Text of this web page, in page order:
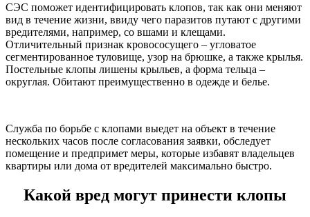
СЭС поможет идентифицировать клопов, так как они меняют
вид в течение жизни, ввиду чего паразитов путают с другими
вредителями, например, со вшами и клещами.
Отличительный признак кровососущего – угловатое
сегментированное туловище, узор на брюшке, а также крылья.
Постельные клопы лишены крыльев, а форма тельца –
округлая. Обитают преимущественно в одежде и белье.
Служба по борьбе с клопами выедет на объект в течение
нескольких часов после согласования заявки, обследует
помещение и предпримет меры, которые избавят владельцев
квартиры или дома от вредителей максимально быстро.
Какой вред могут принести клопы